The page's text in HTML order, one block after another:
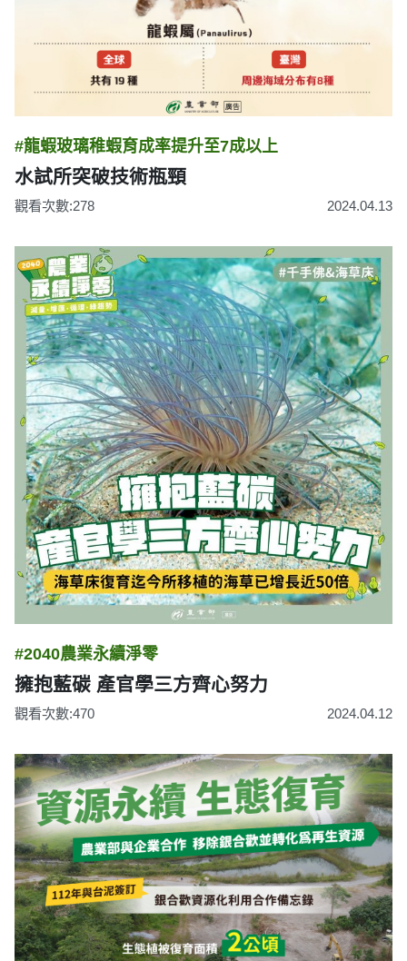
#龍蝦玻璃稚蝦育成率提升至7成以上
水試所突破技術瓶頸
觀看次數:278 2024.04.13
#2040農業永續淨零
擁抱藍碳 產官學三方齊心努力
觀看次數:470 2024.04.12